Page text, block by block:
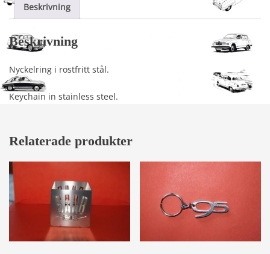
Beskrivning
Beskrivning
Nyckelring i rostfritt stål.
Keychain in stainless steel.
Relaterade produkter